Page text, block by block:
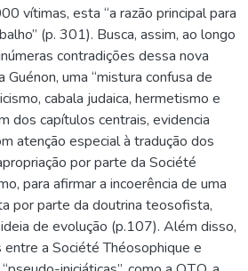
vítimas, esta “a razão principal para
(p. 301). Busca, assim, ao longo
contradições dessa nova
Guénon, uma “mistura confusa de
cabala judaica, hermetismo e
dos capítulos centrais, evidencia
atenção especial à tradução dos
por parte da Société
para afirmar a incoerência de uma
por parte da doutrina teosofista,
de evolução (p.107). Além disso,
entre a Société Théosophique e